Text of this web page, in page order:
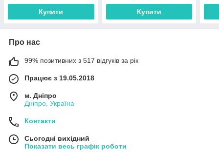
Купити Купити
Про нас
99% позитивних з 517 відгуків за рік
Працює з 19.05.2018
м. Дніпро
Дніпро, Україна
Контакти
Сьогодні вихідний
Показати весь графік роботи